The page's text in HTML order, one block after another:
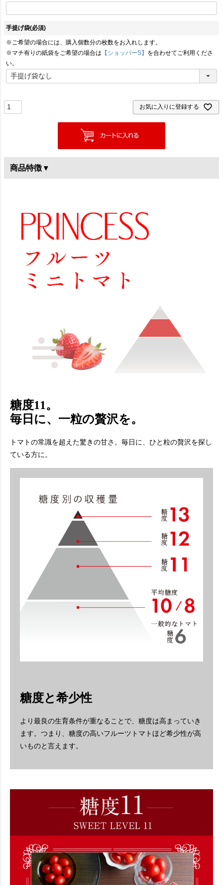
手提げ袋(必須)
※ご希望の場合には、購入個数分の枚数をお入れします。
※マチ有りの紙袋をご希望の場合は 【ショッパーS】 を合わせてご利用くださ
い。
お気に入りに登録する
商品特徴 ▾
糖度11。
毎日に、一粒の贅沢を。
トマトの常識を超えた驚きの甘さ。毎日に、ひと粒の贅沢を探し
ている方に。
糖度と希少性
より最良の生育条件が重なることで、糖度は高まっていき
ます。 つまり、糖度の高いフルーツトマトほど希少性が高
いものと言えます。